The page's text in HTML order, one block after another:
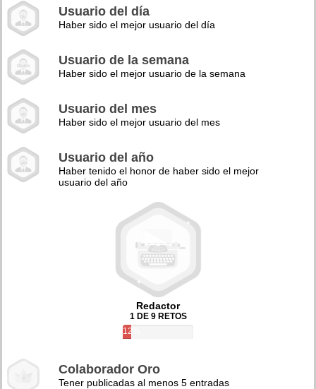
Usuario del día
Haber sido el mejor usuario del día
Usuario de la semana
Haber sido el mejor usuario de la semana
Usuario del mes
Haber sido el mejor usuario del mes
Usuario del año
Haber tenido el honor de haber sido el mejor
usuario del año
Redactor
1 DE 9 RETOS
12%
Colaborador Oro
Tener publicadas al menos 5 entradas